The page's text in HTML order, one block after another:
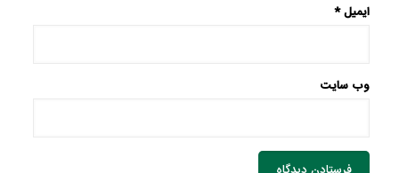
ایمیل*
وب‌ سایت